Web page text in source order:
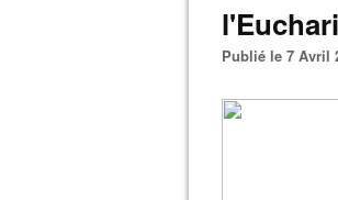
Publié le 7 Avril